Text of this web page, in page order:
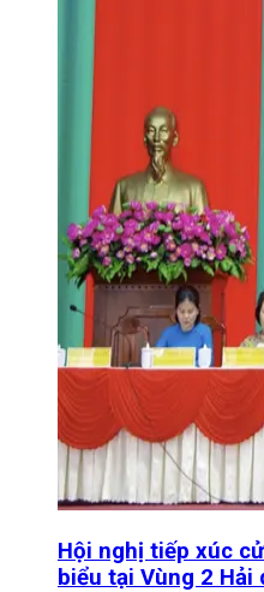
Hội nghị tiếp xúc
biểu tại Vùng 2 Hải